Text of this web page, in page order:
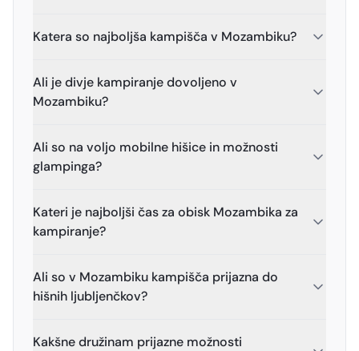
Katera so najboljša kampišča v Mozambiku?
Ali je divje kampiranje dovoljeno v
Mozambiku?
Ali so na voljo mobilne hišice in možnosti
glampinga?
Kateri je najboljši čas za obisk Mozambika za
kampiranje?
Ali so v Mozambiku kampišča prijazna do
hišnih ljubljenčkov?
Kakšne družinam prijazne možnosti